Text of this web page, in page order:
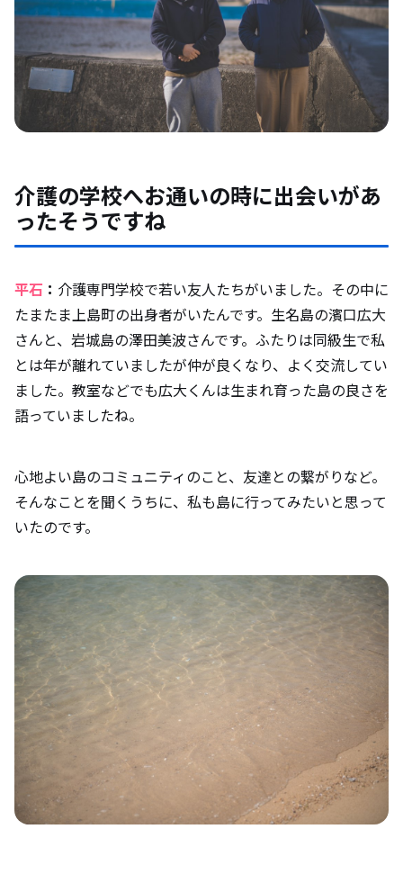
介護の学校へお通いの時に出会いがあ
ったそうですね
平石 ： 介護専門学校で若い友人たちがいました。その中に
たまたま上島町の出身者がいたんです。生名島の濱口広大
さんと、岩城島の澤田美波さんです。ふたりは同級生で私
とは年が離れていましたが仲が良くなり、よく交流してい
ました。教室などでも広大くんは生まれ育った島の良さを
語っていましたね。
心地よい島のコミュニティのこと、友達との繋がりなど。
そんなことを聞くうちに、私も島に行ってみたいと思って
いたのです。